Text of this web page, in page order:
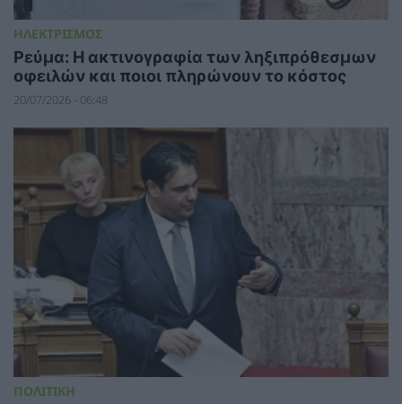
ΗΛΕΚΤΡΙΣΜΟΣ
Ρεύμα: Η ακτινογραφία των ληξιπρόθεσμων
οφειλών και ποιοι πληρώνουν το κόστος
20/07/2026 - 06:48
ΠΟΛΙΤΙΚΗ